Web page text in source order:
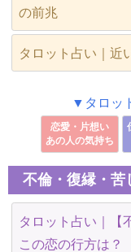
の前兆
タロット占い｜近
▼タロッ
恋愛・片想い
あの人の気持ち
不倫・復縁・苦
タロット占い｜【
この恋の行方は？